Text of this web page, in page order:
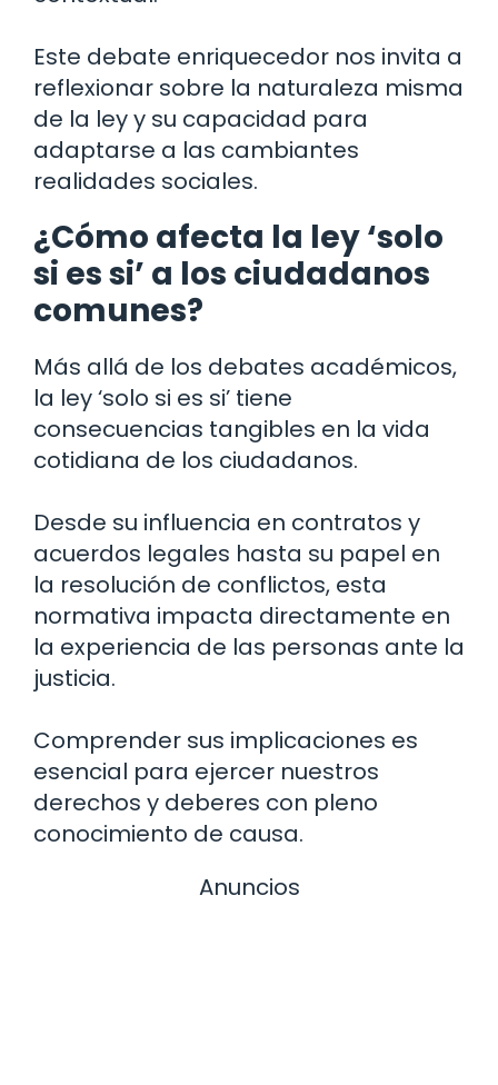
Este debate enriquecedor nos invita a
reflexionar sobre la naturaleza misma
de la ley y su capacidad para
adaptarse a las cambiantes
realidades sociales.
¿Cómo afecta la ley ‘solo
si es si’ a los ciudadanos
comunes?
Más allá de los debates académicos,
la ley ‘solo si es si’ tiene
consecuencias tangibles en la vida
cotidiana de los ciudadanos.
Desde su influencia en contratos y
acuerdos legales hasta su papel en
la resolución de conflictos, esta
normativa impacta directamente en
la experiencia de las personas ante la
justicia.
Comprender sus implicaciones es
esencial para ejercer nuestros
derechos y deberes con pleno
conocimiento de causa.
Anuncios